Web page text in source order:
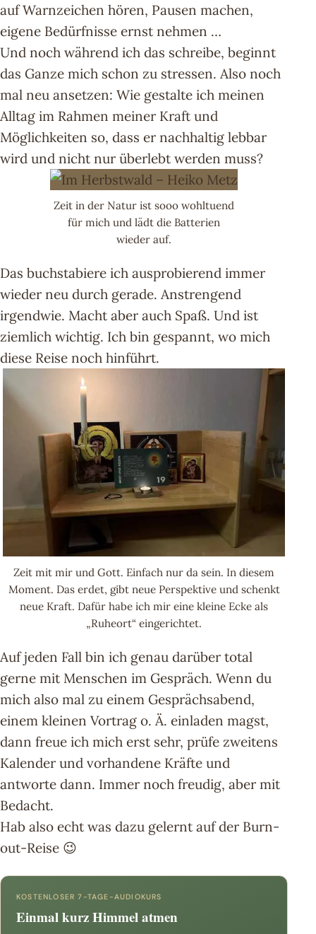
auf Warnzeichen hören, Pausen machen,
eigene Bedürfnisse ernst nehmen …
Und noch während ich das schreibe, beginnt
das Ganze mich schon zu stressen. Also noch
mal neu ansetzen: Wie gestalte ich meinen
Alltag im Rahmen meiner Kraft und
Möglichkeiten so, dass er nachhaltig lebbar
wird und nicht nur überlebt werden muss?
Zeit in der Natur ist sooo wohltuend
für mich und lädt die Batterien
wieder auf.
Das buchstabiere ich ausprobierend immer
wieder neu durch gerade. Anstrengend
irgendwie. Macht aber auch Spaß. Und ist
ziemlich wichtig. Ich bin gespannt, wo mich
diese Reise noch hinführt.
Zeit mit mir und Gott. Einfach nur da sein. In diesem
Moment. Das erdet, gibt neue Perspektive und schenkt
neue Kraft. Dafür habe ich mir eine kleine Ecke als
„Ruheort“ eingerichtet.
Auf jeden Fall bin ich genau darüber total
gerne mit Menschen im Gespräch. Wenn du
mich also mal zu einem Gesprächsabend,
einem kleinen Vortrag o. Ä. einladen magst,
dann freue ich mich erst sehr, prüfe zweitens
Kalender und vorhandene Kräfte und
antworte dann. Immer noch freudig, aber mit
Bedacht.
Hab also echt was dazu gelernt auf der Burn-
out-Reise 😉
KOSTENLOSER 7-TAGE-AUDIOKURS
Einmal kurz Himmel atmen